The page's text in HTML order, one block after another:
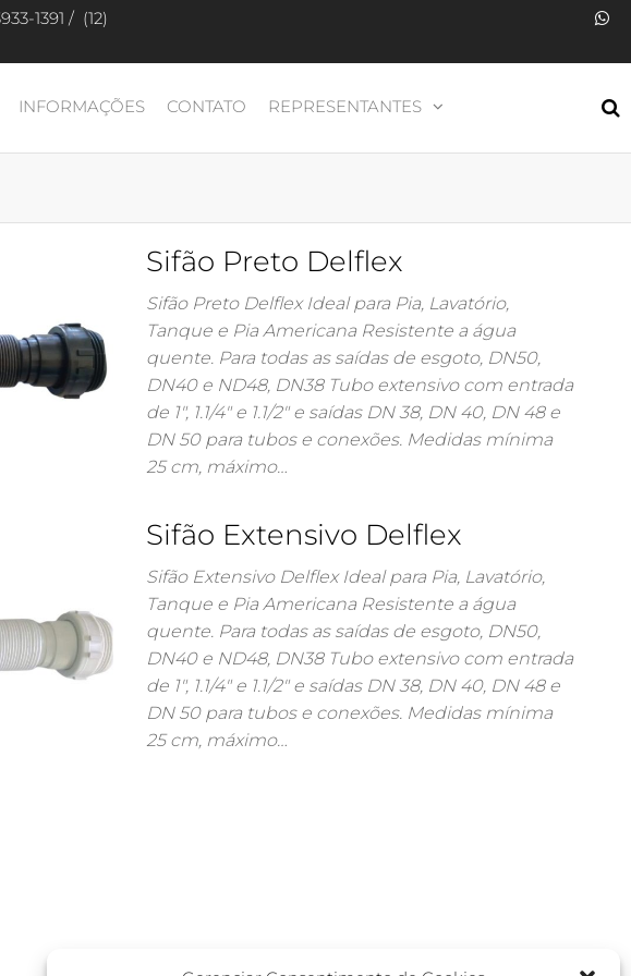
1391 / (12)
INFORMAÇÕES CONTATO REPRESENTANTES
Sifão Preto Delflex
Sifão Preto Delflex Ideal para Pia, Lavatório,
Tanque e Pia Americana Resistente a água
quente. Para todas as saídas de esgoto, DN50,
DN40 e ND48, DN38 Tubo extensivo com entrada
de 1″, 1.1/4″ e 1.1/2″ e saídas DN 38, DN 40, DN 48 e
DN 50 para tubos e conexões. Medidas mínima
25 cm, máximo…
Sifão Extensivo Delflex
Sifão Extensivo Delflex Ideal para Pia, Lavatório,
Tanque e Pia Americana Resistente a água
quente. Para todas as saídas de esgoto, DN50,
DN40 e ND48, DN38 Tubo extensivo com entrada
de 1″, 1.1/4″ e 1.1/2″ e saídas DN 38, DN 40, DN 48 e
DN 50 para tubos e conexões. Medidas mínima
25 cm, máximo…